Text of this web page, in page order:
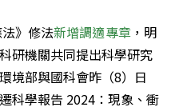
》修法新增調適專章，明
研機關共同提出科學研究
境部與國科會昨（8）日
科學報告 2024：現象、衝